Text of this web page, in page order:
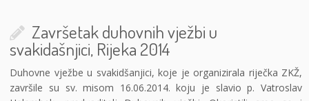
Završetak duhovnih vježbi u
svakidašnjici, Rijeka 2014
Duhovne vježbe u svakidšanjici, koje je organizirala riječka ZKŽ,
završile su sv. misom 16.06.2014. koju je slavio p. Vatroslav